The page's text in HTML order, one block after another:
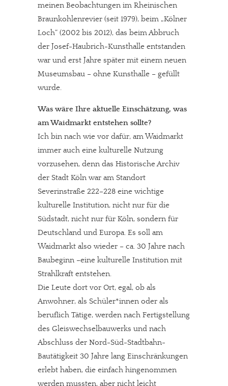
meinen Beobachtungen im Rheinischen
Braunkohlenrevier (seit 1979), beim „Kölner
Loch“ (2002 bis 2012), das beim Abbruch
der Josef-Haubrich-Kunsthalle entstanden
war und erst Jahre später mit einem neuen
Museumsbau – ohne Kunsthalle – gefüllt
wurde.
Was wäre Ihre aktuelle Einschätzung, was
am Waidmarkt entstehen sollte?
Ich bin nach wie vor dafür, am Waidmarkt
immer auch eine kulturelle Nutzung
vorzusehen, denn das Historische Archiv
der Stadt Köln war am Standort
Severinstraße 222–228 eine wichtige
kulturelle Institution, nicht nur für die
Südstadt, nicht nur für Köln, sondern für
Deutschland und Europa. Es soll am
Waidmarkt also wieder – ca. 30 Jahre nach
Baubeginn –eine kulturelle Institution mit
Strahlkraft entstehen.
Die Leute dort vor Ort, egal, ob als
Anwohner, als Schüler*innen oder als
beruflich Tätige, werden nach Fertigstellung
des Gleiswechselbauwerks und nach
Abschluss der Nord-Süd-Stadtbahn-
Bautätigkeit 30 Jahre lang Einschränkungen
erlebt haben, die einfach hingenommen
werden mussten, aber nicht leicht